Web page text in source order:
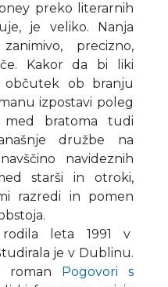
preko literarnih
je veliko. Nanja
precizno,
Kakor da bi liki
ob branju
izpostavi poleg
med bratoma tudi
družbe na
navideznih
starši in otroki,
razredi in pomen
leta 1991 v
je v Dublinu.
roman Pogovori s